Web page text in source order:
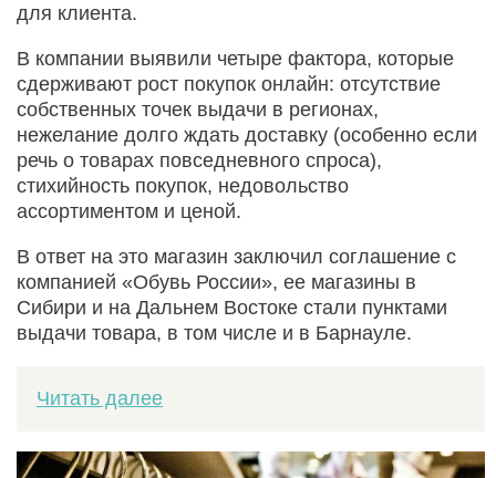
для клиента.
В компании выявили четыре фактора, которые
сдерживают рост покупок онлайн: отсутствие
собственных точек выдачи в регионах,
нежелание долго ждать доставку (особенно если
речь о товарах повседневного спроса),
стихийность покупок, недовольство
ассортиментом и ценой.
В ответ на это магазин заключил соглашение с
компанией «Обувь России», ее магазины в
Сибири и на Дальнем Востоке стали пунктами
выдачи товара, в том числе и в Барнауле.
Читать далее